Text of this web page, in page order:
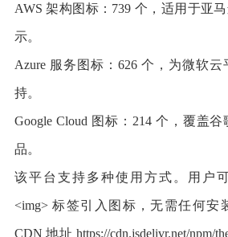
AWS 架构图标：739 个，适用于亚
示。
Azure 服务图标：626 个，为微软
持。
Google Cloud 图标：214 个，覆盖
品。
该平台支持多种使用方式。用户
<img> 标签引入图标，无需任何安
CDN 地址 https://cdn.jsdelivr.net/npm/